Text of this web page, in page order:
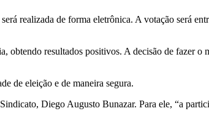
realizada de forma eletrônica. A votação será
resultados positivos. A decisão de fazer o
de eleição e de maneira segura.
Diego Augusto Bunazar. Para ele, “a